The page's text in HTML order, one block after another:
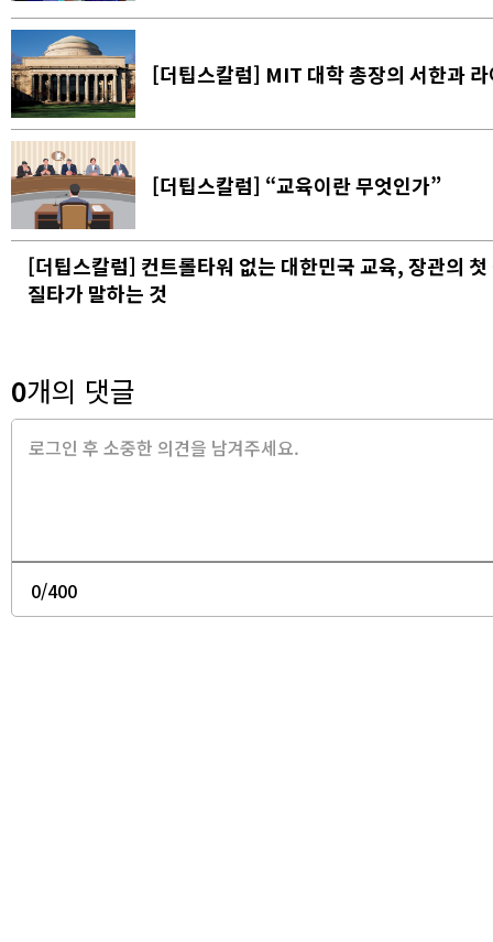
[더팁스칼럼] MIT 대학 총장의 서한과
[더팁스칼럼] “교육이란 무엇인가”
[더팁스칼럼] 컨트롤타워 없는 대한민국 교육, 장관의
질타가 말하는 것
0개의 댓글
0/400